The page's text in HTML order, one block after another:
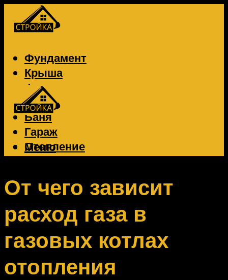
Фундамент
Крыша
Фасад
Забор
Баня
Гараж
Отопление
Вентиляция
Меню
Меню
От чего зависит
расход газа в
газовых котлах
отопления